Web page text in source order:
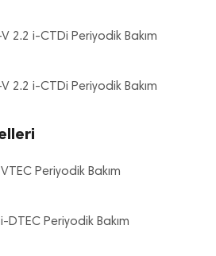
2.2 i-CTDi Periyodik Bakım
2.2 i-CTDi Periyodik Bakım
Periyodik Bakım
DTEC Periyodik Bakım